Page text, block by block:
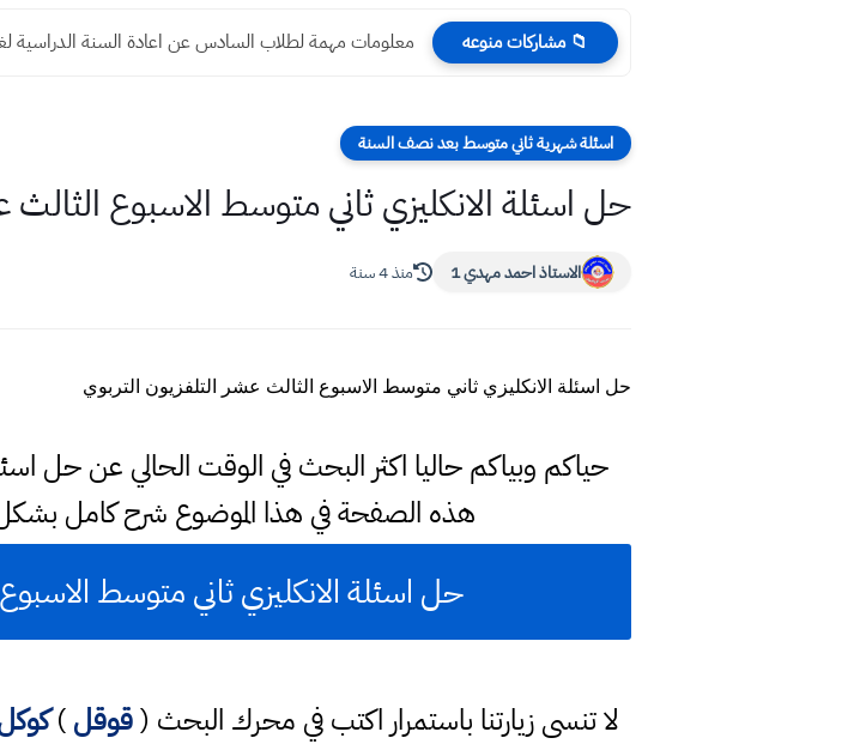
📁 مشاركات منوعه معلومات مهمة لطلاب السادس عن اعادة السنة
اسئلة شهرية ثاني متوسط بعد نصف السنة
حل اسئلة الانكليزي ثاني متوسط الاسبوع الثالث
الاستاذ احمد مهدي 1 منذ 4 سنة
حل اسئلة الانكليزي ثاني متوسط الاسبوع الثالث عشر التلفزيون التربوي
حياكم وبياكم حاليا اكثر البحث في الوقت الحالي عن حل
هذه الصفحة في هذا الموضوع شرح كامل
حل اسئلة الانكليزي ثاني متوسط
لا تنسى زيارتنا باستمرار اكتب في محرك البحث (قوقل)